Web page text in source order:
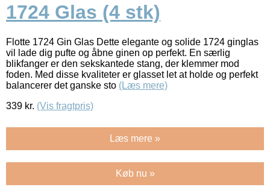
1724 Glas (4 stk)
Flotte 1724 Gin Glas Dette elegante og solide 1724 ginglas
vil lade dig pufte og åbne ginen op perfekt. En særlig
blikfanger er den sekskantede stang, der klemmer mod
foden. Med disse kvaliteter er glasset let at holde og perfekt
balancerer det ganske sto (Læs mere)
339 kr. (Vis fragtpris)
Læs mere »
Køb nu »